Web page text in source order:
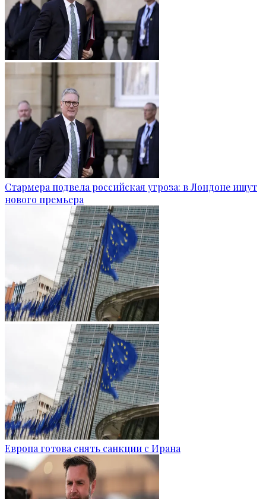
Стармера подвела российская угроза: в Лондоне ищут
нового премьера
Европа готова снять санкции с Ирана